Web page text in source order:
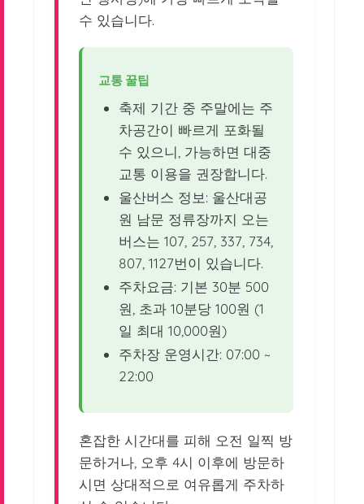
수 있습니다.
교통 꿀팁
축제 기간 중 주말에는 주
차공간이 빠르게 포화될
수 있으니, 가능하면 대중
교통 이용을 권장합니다.
울산버스 정보: 울산대공
원 남문 정류장까지 오는
버스는 107, 257, 337, 734,
807, 1127번이 있습니다.
주차요금: 기본 30분 500
원, 초과 10분당 100원 (1
일 최대 10,000원)
주차장 운영시간: 07:00 ~
22:00
혼잡한 시간대를 피해 오전 일찍 방
문하거나, 오후 4시 이후에 방문하
시면 상대적으로 여유롭게 주차하